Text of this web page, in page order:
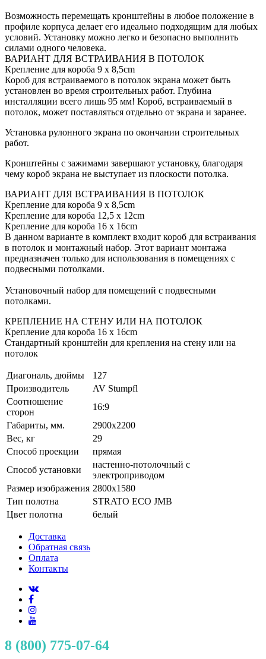
Возможность перемещать кронштейны в любое положение в
профиле корпуса делает его идеально подходящим для любых
условий. Установку можно легко и безопасно выполнить
силами одного человека.
ВАРИАНТ ДЛЯ ВСТРАИВАНИЯ В ПОТОЛОК
Крепление для короба 9 x 8,5cm
Короб для встраиваемого в потолок экрана может быть
установлен во время строительных работ. Глубина
инсталляции всего лишь 95 мм! Короб, встраиваемый в
потолок, может поставляться отдельно от экрана и заранее.
Установка рулонного экрана по окончании строительных
работ.
Кронштейны с зажимами завершают установку, благодаря
чему короб экрана не выступает из плоскости потолка.
ВАРИАНТ ДЛЯ ВСТРАИВАНИЯ В ПОТОЛОК
Крепление для короба 9 x 8,5cm
Крепление для короба 12,5 x 12cm
Крепление для короба 16 x 16cm
В данном варианте в комплект входит короб для встраивания
в потолок и монтажный набор. Этот вариант монтажа
предназначен только для использования в помещениях с
подвесными потолками.
Установочный набор для помещений с подвесными
потолками.
КРЕПЛЕНИЕ НА СТЕНУ ИЛИ НА ПОТОЛОК
Крепление для короба 16 x 16cm
Стандартный кронштейн для крепления на стену или на
потолок
Диагональ, дюймы
127
Производитель
AV Stumpfl
Соотношение
сторон
16:9
Габариты, мм.
2900x2200
Вес, кг
29
Способ проекции
прямая
Способ установки
настенно-потолочный с
электроприводом
Размер изображения 2800x1580
Тип полотна
STRATO ECO JMB
Цвет полотна
белый
Доставка
Обратная связь
Оплата
Контакты
8 (800) 775-07-64